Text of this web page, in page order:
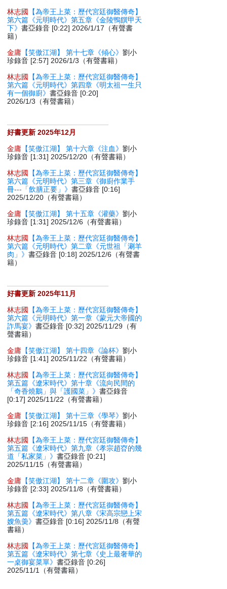
林志國
【為帝王上菜：歷代宮廷御醫傳奇】
第六篇《元明時代》第五章《金陵鴨饌甲天
下》書亞錄音 [0:22] 2026/1/17（有聲書
籍）
金庸 【笑傲江湖】 第十七章《傾心》劉小
珍錄音 [2:57] 2026/1/3（有聲書籍）
林志國
【為帝王上菜：歷代宮廷御醫傳奇】
第六篇《元明時代》第四章《明太祖一生只
有一個御廚》書亞錄音 [0:20]
2026/1/3（有聲書籍）
好書更新 2025年12月
金庸 【笑傲江湖】 第十六章《注血》劉小
珍錄音 [1:31] 2025/12/20（有聲書籍）
林志國
【為帝王上菜：歷代宮廷御醫傳奇】
第六篇《元明時代》第三章《御廚作業手
冊---「飲膳正要」》書亞錄音 [0:16]
2025/12/20（有聲書籍）
金庸 【笑傲江湖】 第十五章《灌藥》劉小
珍錄音 [1:31] 2025/12/6（有聲書籍）
林志國
【為帝王上菜：歷代宮廷御醫傳奇】
第六篇《元明時代》第二章《元世祖「涮羊
肉」》書亞錄音 [0:18] 2025/12/6（有聲書
籍）
好書更新 2025年11月
林志國
【為帝王上菜：歷代宮廷御醫傳奇】
第六篇《元明時代》第一章《蒙元大帝國的
詐馬宴》書亞錄音 [0:32] 2025/11/29（有
聲書籍）
金庸 【笑傲江湖】 第十四章《論杯》劉小
珍錄音 [1:41] 2025/11/22（有聲書籍）
林志國
【為帝王上菜：歷代宮廷御醫傳奇】
第五篇《遼宋時代》第十章《流向民間的
「奇香燒鵝」與「護國菜」》書亞錄音
[0:17] 2025/11/22（有聲書籍）
金庸 【笑傲江湖】 第十三章《學琴》劉小
珍錄音 [2:16] 2025/11/15（有聲書籍）
林志國
【為帝王上菜：歷代宮廷御醫傳奇】
第五篇《遼宋時代》第九章《孝宗趙昚的幾
道「私家菜」》書亞錄音 [0:21]
2025/11/15（有聲書籍）
金庸 【笑傲江湖】 第十二章《圍攻》劉小
珍錄音 [2:33] 2025/11/8（有聲書籍）
林志國
【為帝王上菜：歷代宮廷御醫傳奇】
第五篇《遼宋時代》第八章《宋高宗戀上宋
嫂魚羮》書亞錄音 [0:16] 2025/11/8（有聲
書籍）
林志國
【為帝王上菜：歷代宮廷御醫傳奇】
第五篇《遼宋時代》第七章《史上最奢華的
一桌御宴菜單》書亞錄音 [0:26]
2025/11/1（有聲書籍）